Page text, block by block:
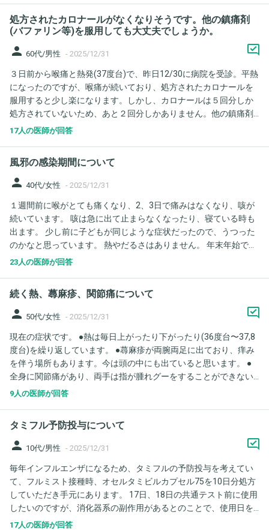
12/31、38.5℃、食欲無し。水分、取れている。
処方されたカロナールがなくなりそうです。他の鎮痛剤
(バファリン等)を服用しても大丈夫でしょうか。
person 60代/男性 - 2025/12/31
３日前から喉痛と熱発(37度台)で、昨日12/30に病院を受診。平熱
になったのですが、喉痛が続いており、処方されたカロナールを
服用すると少し楽になります。しかし、カロナールは５回分しか
処方されていないため、あと２回分しかありません。他の鎮痛剤
(バファリン等)を服用しても大丈夫でしょうか。
17人の医師が回答
風邪の感染期間について
person 40代/女性 - 2025/12/31
１週間前に喉がとても痛くなり、2、3日で痛みはなくなり、咳が
続いています。 咳は急に出て止まらなくなったり、寝ている時も
出ます。 少し前に子どもが同じような症状だったので、うつった
のかなと思っています。 熱やだるさはありません。 年末年始で人
と会う機会がありますが、咳が続く間は、感染力は変わらないの
23人の医師が回答
続く熱、蕁麻疹、関節痛について
person 50代/女性 - 2025/12/31
現在の症状です。 ●熱は毎日上がったり下がったり(36度台〜37,8
度台)を繰り返しています。 ●蕁麻疹が両腕両足に出ており、痒み
を伴う場所もあります。今は頭の中にも出ていると思います。 ●
全身に関節痛があり、両手は指が腫れグーをすることができない
感じです。特に親指が一番痛いです。ロキソニンやバファリンな
錠10mg ※服用後数日してから痒みが出てきたため服用を止めて
います。 ・レスタミンコーワクリーム1％ ※痒みのある箇所に塗
＜ここ至るまでの経緯＞ 【11/18】38度台の発熱があったため医
療機関を受診、コロナ·インフル共に陰性。その後酷い咳がしばら
く続いた。 【12/21】両腕両足に赤い蕁麻疹が出ていることに気
づく。痒み無し。咳の症状も続いていたため前回と同じ医療機関
を受診。コロナ·インフル共に陰性。血液検査とレントゲンの結果
9人の医師が回答
タミフル予防投与について
person 10代/男性 - 2025/12/31
毎年インフルエンザになるため、タミフルの予防投与を考えてい
て、フルミスト接種時、オセルタミビルカプセル75を10日分処方
していただき手元にあります。 17日、18日の共通テスト前に使用
したいのですが、消化器系の副作用があるとのことで、使用日を
迷っています。7日から16日、8日から17日、9日から18日、どう
17人の医師が回答